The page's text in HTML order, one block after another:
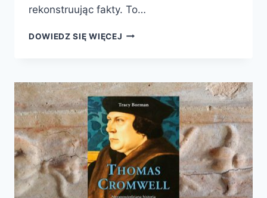
rekonstruując fakty. To…
DOWIEDZ SIĘ WIĘCEJ PIERWSZA
–
ZAPOMNIANY
APPEASEMENT